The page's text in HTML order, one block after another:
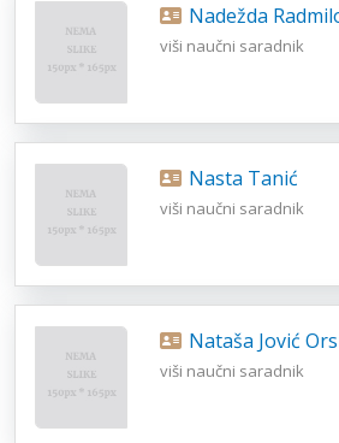
Nadežda
viši naučni saradnik
Nasta Tanić
viši naučni saradnik
Nataša Jović
viši naučni saradnik